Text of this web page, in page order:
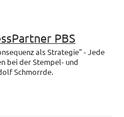
PBS
als Strategie" - Jede
bei der Stempel- und
Schmorrde.